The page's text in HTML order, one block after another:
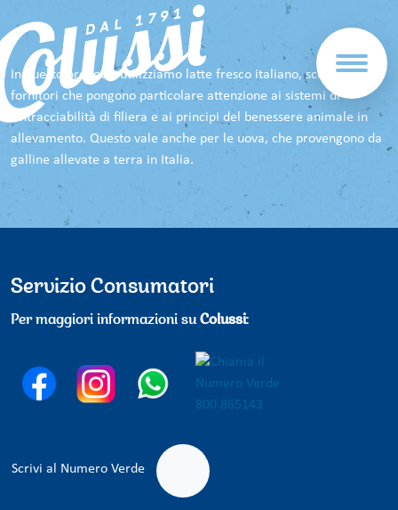
In questo prodotto utilizziamo latte fresco italiano, scegliendo
fornitori che pongono particolare attenzione ai sistemi di
rintracciabilità di filiera e ai principi del benessere animale in
allevamento. Questo vale anche per le uova, che provengono da
galline allevate a terra in Italia.
Servizio Consumatori
Per maggiori informazioni suColussi:
Scrivi al Numero Verde